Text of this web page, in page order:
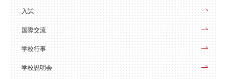
入試
国際交流
学校行事
学校説明会